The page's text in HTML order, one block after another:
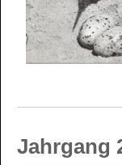
Jahrgang